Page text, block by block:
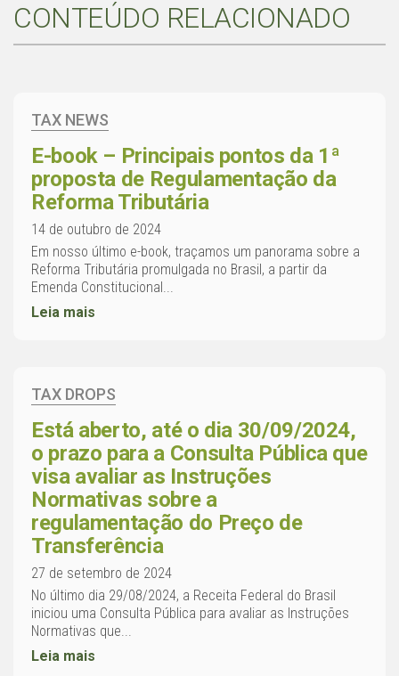
CONTEÚDO RELACIONADO
TAX NEWS
E-book – Principais pontos da 1ª
proposta de Regulamentação da
Reforma Tributária
14 de outubro de 2024
Em nosso último e-book, traçamos um panorama sobre a
Reforma Tributária promulgada no Brasil, a partir da
Emenda Constitucional...
Leia mais
TAX DROPS
Está aberto, até o dia 30/09/2024,
o prazo para a Consulta Pública que
visa avaliar as Instruções
Normativas sobre a
regulamentação do Preço de
Transferência
27 de setembro de 2024
No último dia 29/08/2024, a Receita Federal do Brasil
iniciou uma Consulta Pública para avaliar as Instruções
Normativas que...
Leia mais